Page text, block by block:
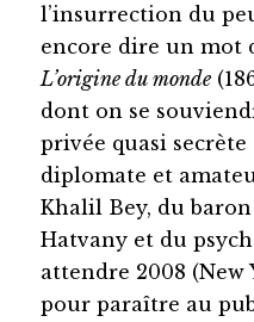
l’insurrection du
encore dire un mot
L’origine du monde
dont on se
privée quasi secrète
diplomate et
Khalil Bey, du
Hatvany et du
attendre 2008 (New
pour paraître au